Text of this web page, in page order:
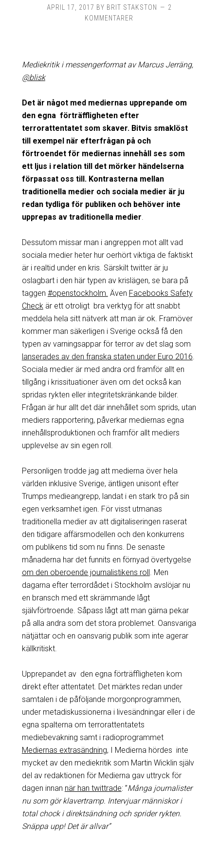
APRIL 17, 2017 BY BRIT STAKSTON
2
KOMMENTARER
Mediekritik i messengerformat av Marcus Jerräng,
@blisk
Det är något med mediernas upprepande om
den egna förträffligheten efter
terrorattentatet som skaver. Bitvis smaklöst
till exempel när efterfrågan på och
förtroendet för mediernas innehåll ses som
ett ljus i relation till det mörker händelserna
förpassat oss till. Kontrasterna mellan
traditionella medier och sociala medier är ju
redan tydliga för publiken och behöver inte
upprepas av traditionella medier
Dessutom missar man i angreppen mot allt vad
sociala medier heter hur oerhört viktiga de faktiskt
är i realtid under en kris. Särskilt twitter är ju
oslagbart i den här typen av krislägen, se bara på
taggen #openstockholm. Även Facebooks Safety
Check är ett otroligt bra verktyg för att snabbt
meddela hela sitt nätverk att man är ok. Framöver
kommer man säkerligen i Sverige också få den
typen av varningsappar för terror av det slag som
lanserades av den franska staten under Euro 2016
Sociala medier är med andra ord framför allt en
tillgång i krissituationer även om det också kan
spridas rykten eller integritetskränkande bilder.
Frågan är hur allt det där innehållet som sprids, utan
mediers rapportering, påverkar mediernas egna
innehållsproduktionen och framför allt mediers
upplevelse av sin egen roll.
Personligen trodde jag att medierna över hela
världen inklusive Sverige, äntligen unisont efter
Trumps medieangrepp, landat i en stark tro på sin
egen verksamhet igen. För visst utmanas
traditionella medier av att digitaliseringen raserat
den tidigare affärsmodellen och den konkurrens
om publikens tid som nu finns. De senaste
månaderna har det funnits en förnyad övertygelse
om den oberoende journalistikens roll . Men
dagarna efter terrordådet i Stockholm avslöjar nu
en bransch med ett skrämmande lågt
självförtroende. Såpass lågt att man gärna pekar
på alla andra som det stora problemet. Oansvariga
nätjättar och en oansvarig publik som inte agerar
källkritiskt.
Upprepandet av den egna förträffligheten kom
direkt efter attentatet. Det märktes redan under
samtalen i de påföljande morgonprogrammen,
under metadiskussionerna i livesändningar eller i de
egna spalterna om terrorattentatets
mediebevakning samt i radioprogrammet
Mediernas extrasändning, I Medierna hördes inte
mycket av den mediekritik som Martin Wicklin själv
del av redaktionen för Medierna gav uttryck för
dagen innan när han twittrade: ”Många journalister
nu som gör klavertramp. Intervjuar människor i
total chock i direktsändning och sprider rykten.
Snäppa upp! Det är allvar”